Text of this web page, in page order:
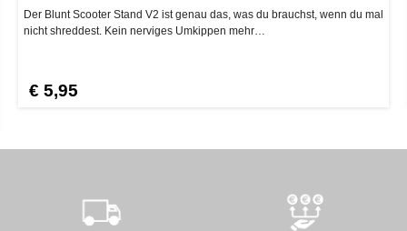
Der Blunt Scooter Stand V2 ist genau das, was du brauchst, wenn du mal
nicht shreddest. Kein nerviges Umkippen mehr…
€ 5,95